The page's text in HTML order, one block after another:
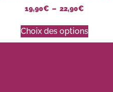
19,90€ – 22,90€
Choix des options